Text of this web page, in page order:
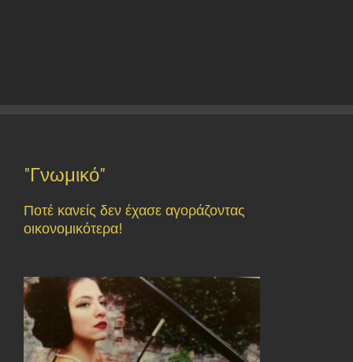
"Γνωμικό"
Ποτέ κανείς δεν έχασε αγοράζοντας
οικονομικότερα!